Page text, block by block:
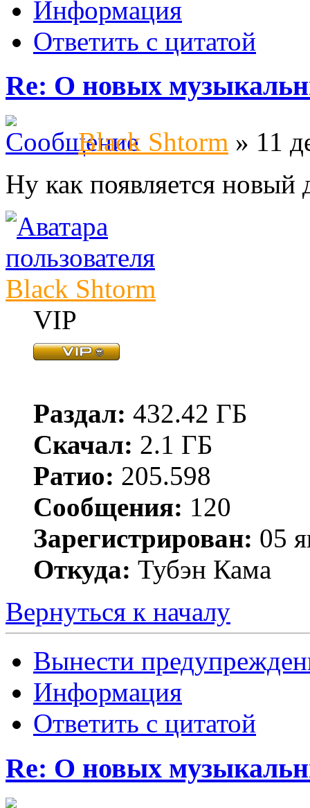
Информация
Ответить с цитатой
Re: О новых
Black Shtorm » 11
Ну как появляется новый
Black Shtorm
VIP
Раздал: 432.42 ГБ
Скачал: 2.1 ГБ
Ратио: 205.598
Сообщения: 120
Зарегистрирован: 05
Откуда: Тубэн Кама
Вернуться к началу
Вынести
Информация
Ответить с цитатой
Re: О новых